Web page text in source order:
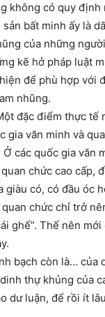
không có quy định
bất minh ấy là
của những
kẽ hở pháp luật
để phù hợp với
nhũng.
đặc điểm thực tế
gia văn minh và
các quốc gia văn
chức cao cấp,
giàu có, có đầu óc
chức chỉ trở
ghế”. Thế nên
bạch còn là… của
thự khủng của
dư luận, để rồi ít